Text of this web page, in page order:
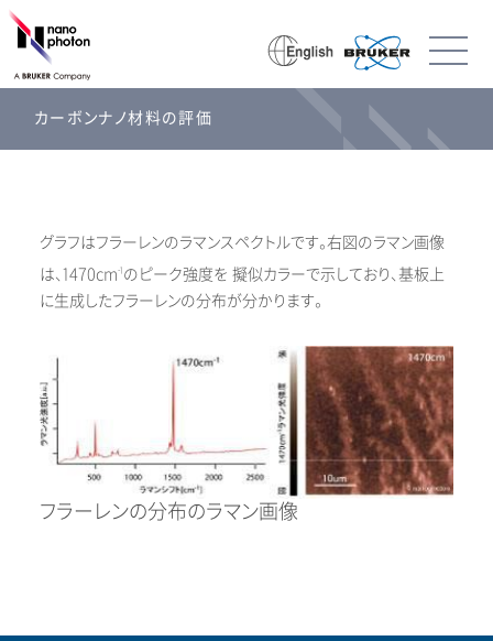
カーボンナノ材料の評価
グラフはフラーレンのラマンスペクトルです。右図のラマン画像
は、1470cm-1 のピーク強度を 擬似カラーで示しており、基板上
に生成したフラーレンの分布が分かります。
フラーレンの分布のラマン画像